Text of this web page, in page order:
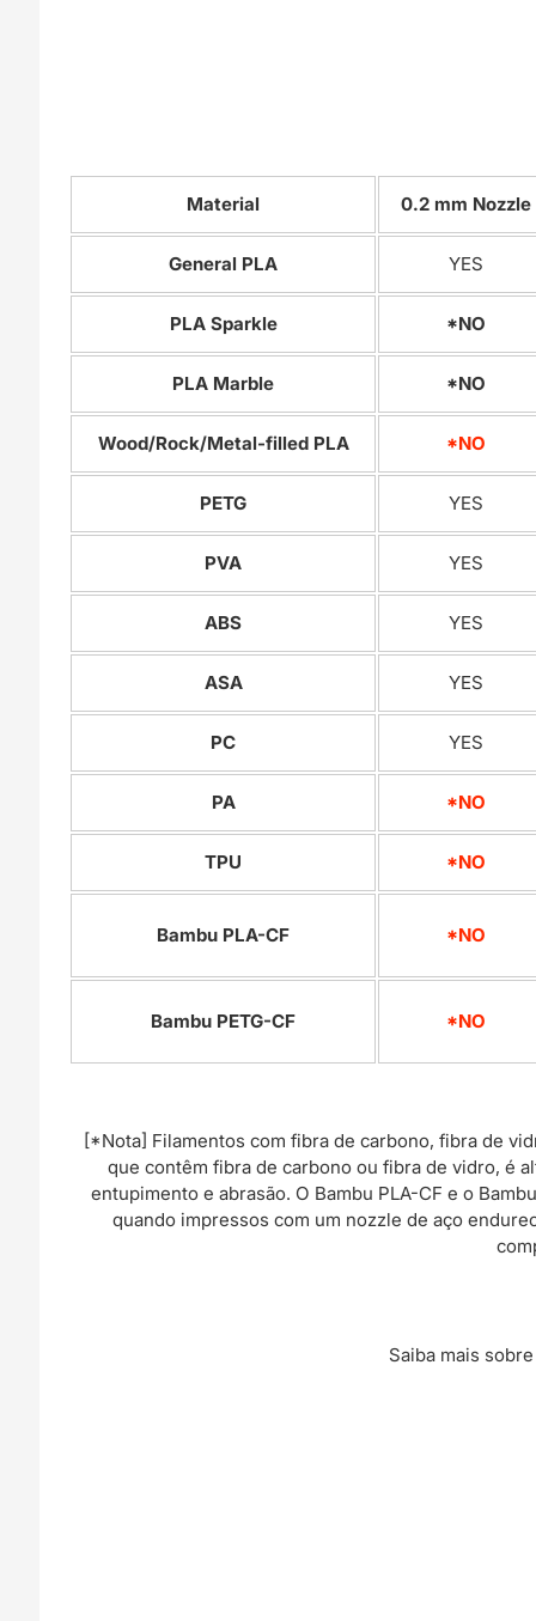
Material 0.2 mm Nozzle
General PLA YES
PLA Sparkle *NO
PLA Marble *NO
Wood/Rock/Metal-filled PLA *NO
PETG YES
PVA YES
ABS YES
ASA YES
PC YES
PA *NO
TPU *NO
Bambu PLA-CF *NO
Bambu PETG-CF *NO
[*Nota] Filamentos com fibra de carbono, fibra de
que contêm fibra de carbono ou fibra de vidro, é
entupimento e abrasão. O Bambu PLA-CF e o
quando impressos com um nozzle de aço
Saiba mais